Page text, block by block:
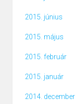
2015. június
2015. május
2015. február
2015. január
2014. december